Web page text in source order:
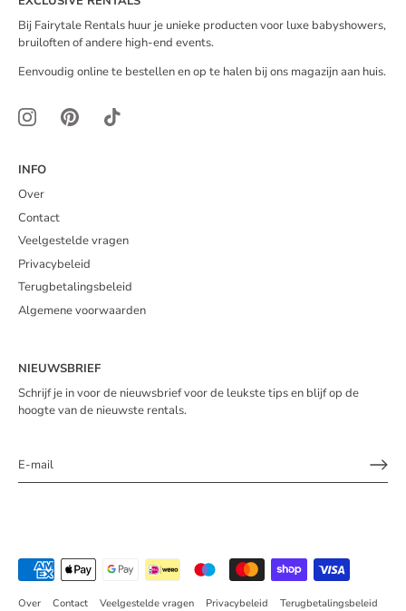
Bij Fairytale Rentals huur je unieke producten voor luxe babyshowers,
bruiloften of andere high-end events.
Eenvoudig online te bestellen en op te halen bij ons magazijn aan huis.
INFO
Over
Contact
Veelgestelde vragen
Privacybeleid
Terugbetalingsbeleid
Algemene voorwaarden
NIEUWSBRIEF
Schrijf je in voor de nieuwsbrief voor de leukste tips en blijf op de
hoogte van de nieuwste rentals.
Over Contact Veelgestelde vragen Privacybeleid Terugbetalingsbeleid